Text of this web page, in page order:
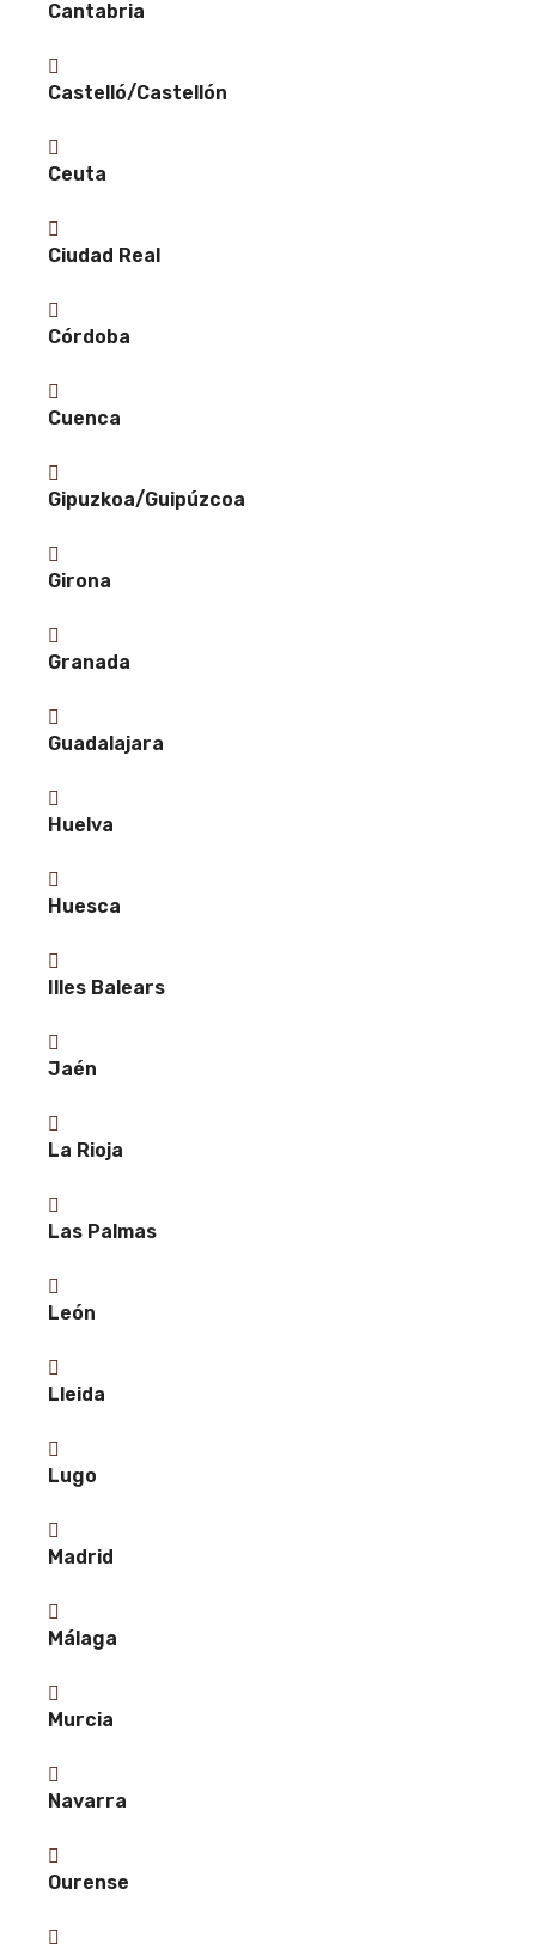
Cantabria
Castelló/Castellón
Ceuta
Ciudad Real
Córdoba
Cuenca
Gipuzkoa/Guipúzcoa
Girona
Granada
Guadalajara
Huelva
Huesca
Illes Balears
Jaén
La Rioja
Las Palmas
León
Lleida
Lugo
Madrid
Málaga
Murcia
Navarra
Ourense